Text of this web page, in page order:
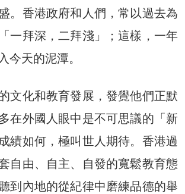
。香港政府和人們，常以過去為
一拜深，二拜淺」；這樣，一年
今天的泥潭。
文化和教育發展，發覺他們正默
在外國人眼中是不可思議的「新
績如何，極叫世人期待。香港過
自由、自主、自發的寬鬆教育態
到內地的從紀律中磨練品德的舉